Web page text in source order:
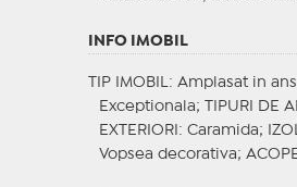
INFO IMOBIL
TIP IMOBIL : Amplasat in
Exceptionala;
TIPURI DE
EXTERIORI : Caramida;
Vopsea decorativa;